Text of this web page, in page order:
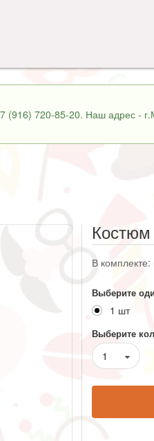
(916) 720-85-20. Наш адрес -
В
Выберите
1 шт
Выберите
1